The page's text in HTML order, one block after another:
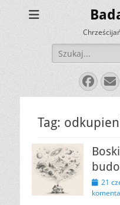
Szukaj:
E-
Tag:
21